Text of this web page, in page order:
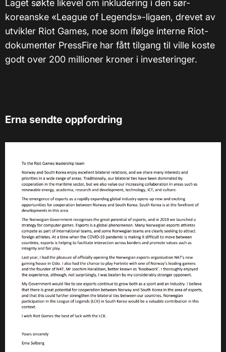
Laget søkte likevel om inkludering i den sør-
koreanske «League of Legends»-ligaen, drevet av
utvikler Riot Games, noe som ifølge interne Riot-
dokumenter PressFire har fått tilgang til ville koste
godt over 200 millioner kroner i investeringer.
Erna sendte oppfordring